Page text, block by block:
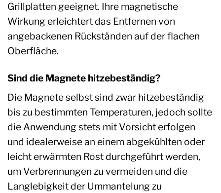
Grillplatten geeignet. Ihre magnetische
Wirkung erleichtert das Entfernen von
angebackenen Rückständen auf der flachen
Oberfläche.
Sind die Magnete hitzebeständig?
Die Magnete selbst sind zwar hitzebeständig
bis zu bestimmten Temperaturen, jedoch sollte
die Anwendung stets mit Vorsicht erfolgen
und idealerweise an einem abgekühlten oder
leicht erwärmten Rost durchgeführt werden,
um Verbrennungen zu vermeiden und die
Langlebigkeit der Ummantelung zu